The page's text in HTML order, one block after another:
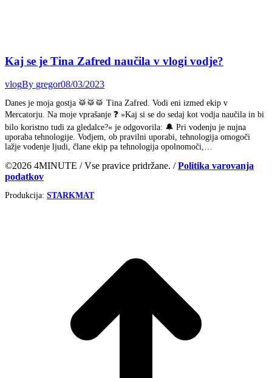
Kaj se je Tina Zafred naučila v vlogi vodje?
vlogBy gregor08/03/2023
Danes je moja gostja 🥁🥁🥁 Tina Zafred. Vodi eni izmed ekip v
Mercatorju. Na moje vprašanje ❓ »Kaj si se do sedaj kot vodja naučila in bi
bilo koristno tudi za gledalce?« je odgovorila: 🔔 Pri vodenju je nujna
uporaba tehnologije. Vodjem, ob pravilni uporabi, tehnologija omogoči
lažje vodenje ljudi, člane ekip pa tehnologija opolnomoči,…
©2026 4MINUTE / Vse pravice pridržane. /Politika varovanja
podatkov
Produkcija: STARKMAT